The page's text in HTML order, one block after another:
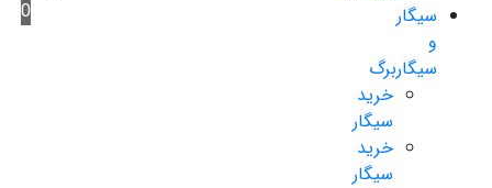
سیگار
و
سیگاربرگ
خرید
سیگار
خرید
سیگار
0